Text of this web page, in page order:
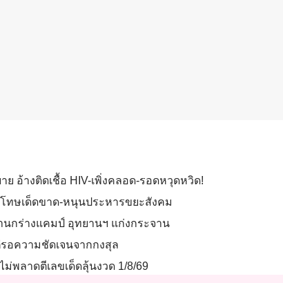
อ้างติดเชื้อ HIV-เพิ่งคลอด-รอดหวุดหวิด!
ทษเด็ดขาด-หนุนประหารขยะสังคม
นกร่างแคมป์ อุทยานฯ แก่งกระจาน
อความชัดเจนจากกงสุล
พลาดตีเลขเด็ดลุ้นงวด 1/8/69